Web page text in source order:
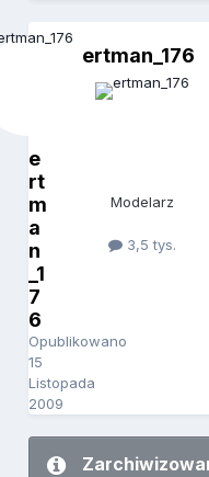
e
rt
m
a
n
_1
7
6
Opublikowano
15
Listopada
2009
ertman_176
Modelarz
3,5 tys.